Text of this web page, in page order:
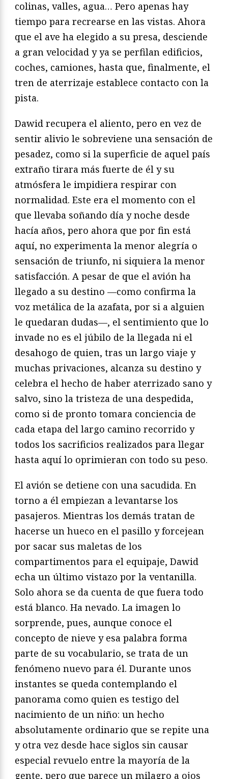
colinas, valles, agua… Pero apenas hay
tiempo para recrearse en las vistas. Ahora
que el ave ha elegido a su presa, desciende
a gran velocidad y ya se perfilan edificios,
coches, camiones, hasta que, finalmente, el
tren de aterrizaje establece contacto con la
pista.
Dawid recupera el aliento, pero en vez de
sentir alivio le sobreviene una sensación de
pesadez, como si la superficie de aquel país
extraño tirara más fuerte de él y su
atmósfera le impidiera respirar con
normalidad. Este era el momento con el
que llevaba soñando día y noche desde
hacía años, pero ahora que por fin está
aquí, no experimenta la menor alegría o
sensación de triunfo, ni siquiera la menor
satisfacción. A pesar de que el avión ha
llegado a su destino —como confirma la
voz metálica de la azafata, por si a alguien
le quedaran dudas—, el sentimiento que lo
invade no es el júbilo de la llegada ni el
desahogo de quien, tras un largo viaje y
muchas privaciones, alcanza su destino y
celebra el hecho de haber aterrizado sano y
salvo, sino la tristeza de una despedida,
como si de pronto tomara conciencia de
cada etapa del largo camino recorrido y
todos los sacrificios realizados para llegar
hasta aquí lo oprimieran con todo su peso.
El avión se detiene con una sacudida. En
torno a él empiezan a levantarse los
pasajeros. Mientras los demás tratan de
hacerse un hueco en el pasillo y forcejean
por sacar sus maletas de los
compartimentos para el equipaje, Dawid
echa un último vistazo por la ventanilla.
Solo ahora se da cuenta de que fuera todo
está blanco. Ha nevado. La imagen lo
sorprende, pues, aunque conoce el
concepto de nieve y esa palabra forma
parte de su vocabulario, se trata de un
fenómeno nuevo para él. Durante unos
instantes se queda contemplando el
panorama como quien es testigo del
nacimiento de un niño: un hecho
absolutamente ordinario que se repite una
y otra vez desde hace siglos sin causar
especial revuelo entre la mayoría de la
gente, pero que parece un milagro a ojos